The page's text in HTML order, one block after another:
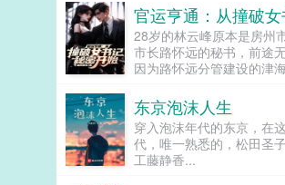
28岁的林云峰原本是房州
市长路怀远的秘书，前途无
因为路怀远分管建设的津
人羡慕的政坛新星被打入冷
也离开了他，他心灰意冷
意外发现女市委书记唐玉
从此官运之门大开...
东京泡沫人生
穿入泡沫年代的东京，在
代，唯一熟悉的，松田圣
工藤静香...